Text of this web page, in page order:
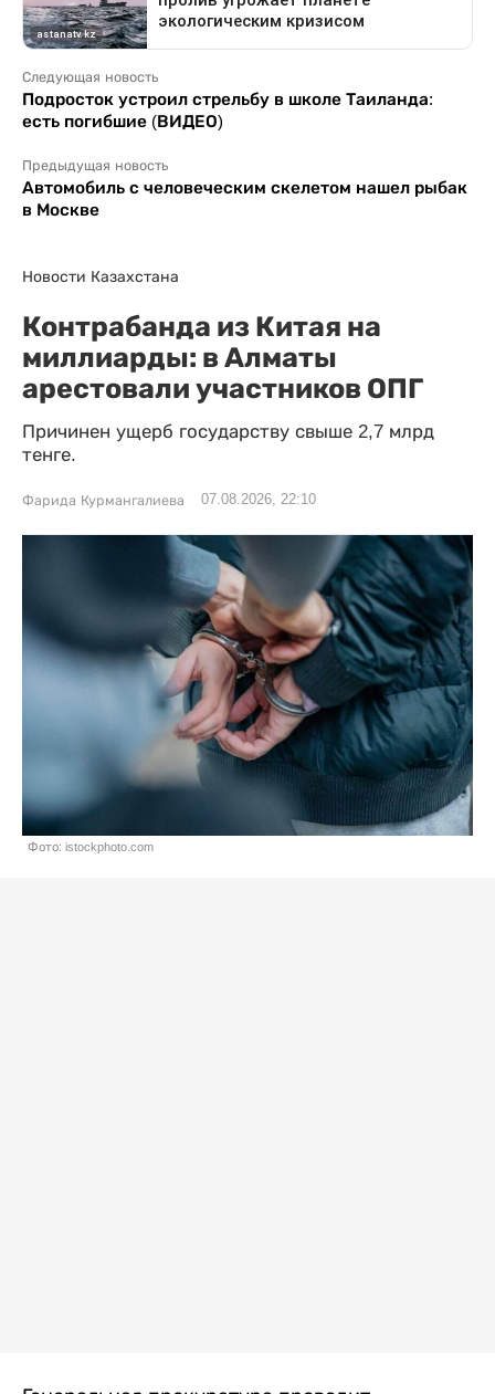
Следующая новость
Подросток устроил стрельбу в школе Таиланда:
есть погибшие (ВИДЕО)
Предыдущая новость
Автомобиль с человеческим скелетом нашел рыбак
в Москве
Новости Казахстана
Контрабанда из Китая на
миллиарды: в Алматы
арестовали участников ОПГ
Причинен ущерб государству свыше 2,7 млрд
тенге.
Фарида Курмангалиева 07.08.2026, 22:10
Фото: istockphoto.com